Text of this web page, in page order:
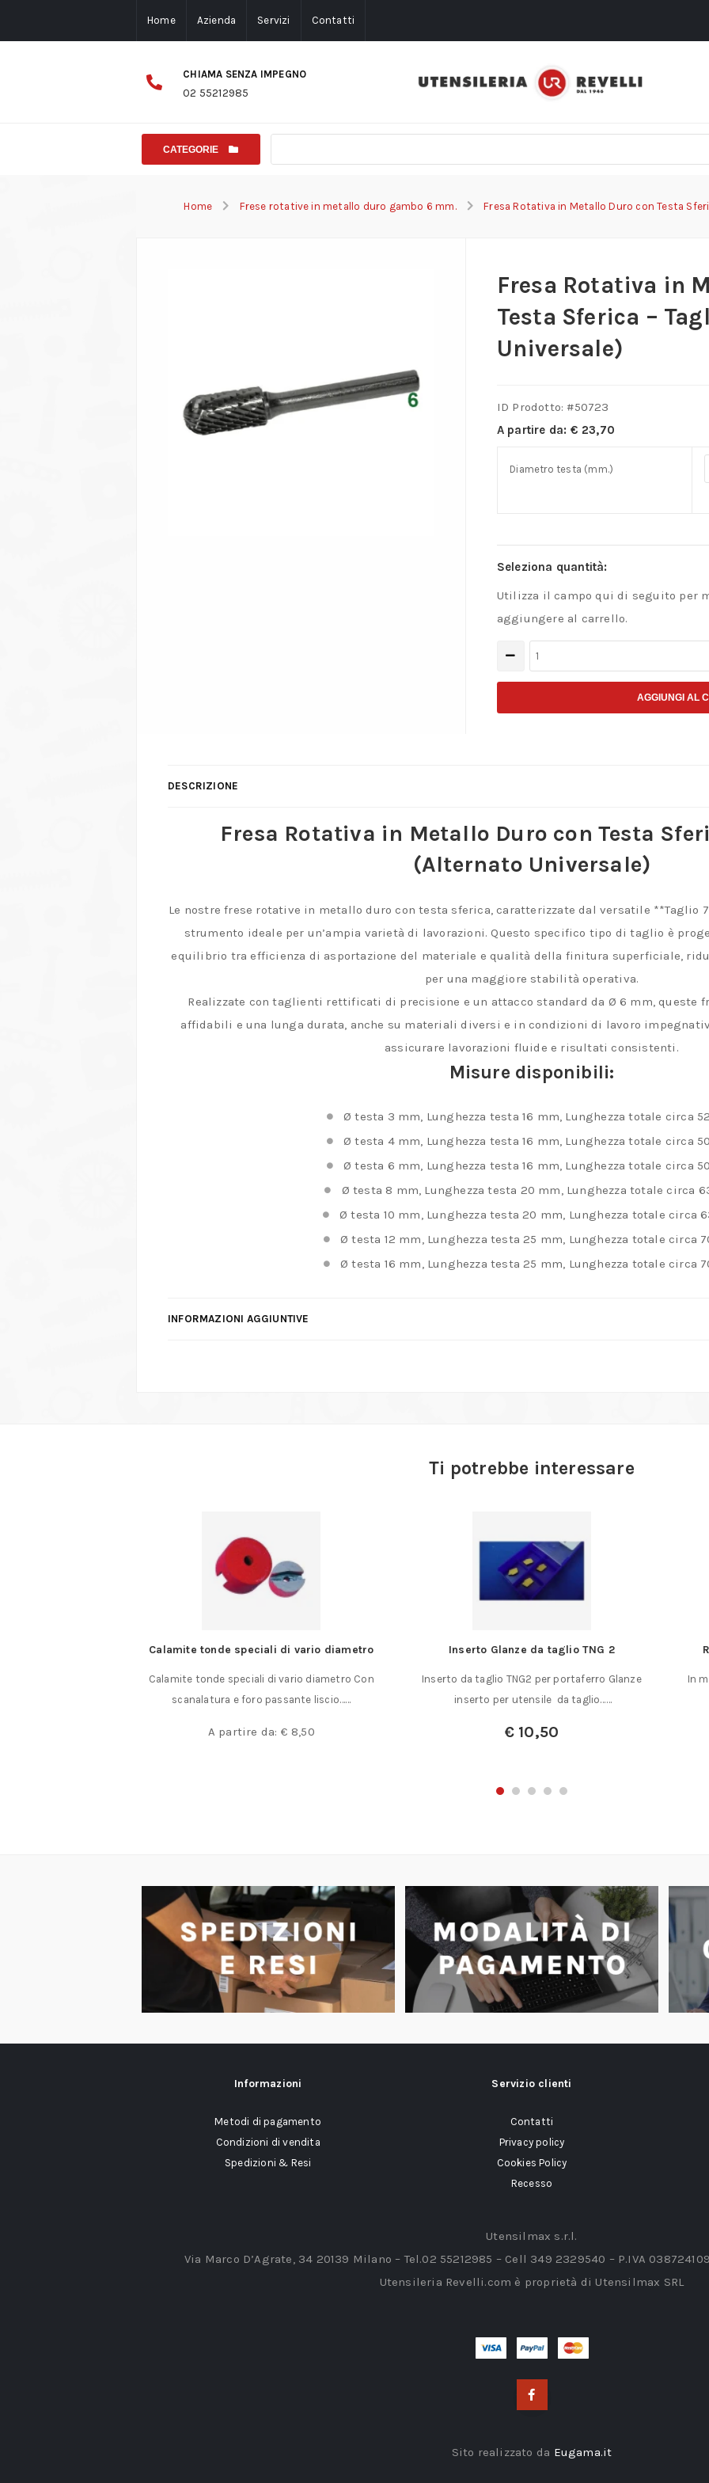
Home Azienda Servizi Contatti
CHIAMA SENZA IMPEGNO
02 55212985
CATEGORIE
Home Frese rotative in metallo duro gambo 6 mm. Fresa Rotativa in Metallo Duro con Testa
Fresa Rotativa in
Testa Sferica –
Universale)
ID Prodotto: #50723
A partire da: € 23,70
Diametro testa (mm.)
Seleziona quantità:
Utilizza il campo qui di seguito per
aggiungere al carrello.
Fresa
Rotativa
Taglio
(Alternato
Universale)
quantità
AGGIUNGI AL
DESCRIZIONE
Fresa Rotativa in Metallo Duro con Testa
(Alternato Universale)
Le nostre frese rotative in metallo duro con testa sferica, caratterizzate dal versatile **Taglio
strumento ideale per un’ampia varietà di lavorazioni. Questo specifico tipo di taglio è
equilibrio tra efficienza di asportazione del materiale e qualità della finitura superficiale,
per una maggiore stabilità operativa.
Realizzate con taglienti rettificati di precisione e un attacco standard da Ø 6 mm, queste
affidabili e una lunga durata, anche su materiali diversi e in condizioni di lavoro
assicurare lavorazioni fluide e risultati consistenti.
Misure disponibili:
Ø testa 3 mm, Lunghezza testa 16 mm, Lunghezza totale circa
Ø testa 4 mm, Lunghezza testa 16 mm, Lunghezza totale circa
Ø testa 6 mm, Lunghezza testa 16 mm, Lunghezza totale circa
Ø testa 8 mm, Lunghezza testa 20 mm, Lunghezza totale circa
Ø testa 10 mm, Lunghezza testa 20 mm, Lunghezza totale circa
Ø testa 12 mm, Lunghezza testa 25 mm, Lunghezza totale circa
Ø testa 16 mm, Lunghezza testa 25 mm, Lunghezza totale circa
INFORMAZIONI AGGIUNTIVE
Ti potrebbe interessare
speciali di vario diametro
speciali di vario diametro Con
Inserto Glanze da taglio TNG 2
Inserto da taglio TNG2 per portaferro Glanze
inserto per utensile da taglio……
€10,50
Righello con lente da ingrandimento
In materiale plastico con lente in vetro
su tutta la lunghezza……
Informazioni
Metodi di pagamento
Condizioni di vendita
Spedizioni & Resi
Servizio clienti
Contatti
Privacy policy
Cookies Policy
Recesso
Utensilmax s.r.l.
Via Marco D’Agrate, 34 20139 Milano – Tel.02 55212985 – Cell 349 2329540 – P.IVA
Utensileria Revelli.com è proprietà di Utensilmax SRL
Sito realizzato da Eugama.it